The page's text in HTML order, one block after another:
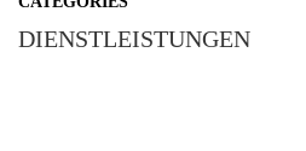
DIENSTLEISTUNGEN